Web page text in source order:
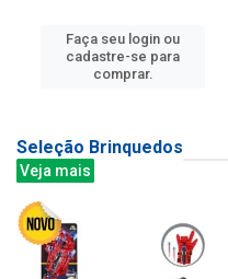
Faça seu login ou
cadastre-se para
comprar.
Seleção Brinquedos
Veja mais